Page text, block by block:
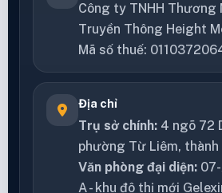
Công ty TNHH Thương
Truyền Thông Height
Mã số thuế:
Địa chỉ
Trụ sở chính: 4 ngõ 72
phường Từ Liêm, thành
Văn phòng đại diện:
A - khu đô thị mới